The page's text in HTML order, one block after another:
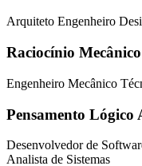
Arquiteto Engenheiro
Raciocínio
Engenheiro Mecânico
Pensamento Lógico
Desenvolvedor de
Analista de Sistemas